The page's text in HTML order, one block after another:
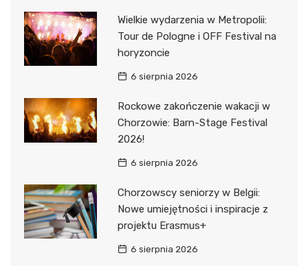
Wielkie wydarzenia w Metropolii:
Tour de Pologne i OFF Festival na
horyzoncie
6 sierpnia 2026
Rockowe zakończenie wakacji w
Chorzowie: Barn-Stage Festival
2026!
6 sierpnia 2026
Chorzowscy seniorzy w Belgii:
Nowe umiejętności i inspiracje z
projektu Erasmus+
6 sierpnia 2026